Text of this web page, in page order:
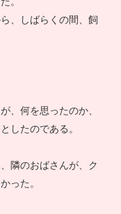
、しばらくの間、飼
、何を思ったのか、
したのである。
隣のおばさんが、ク
った。